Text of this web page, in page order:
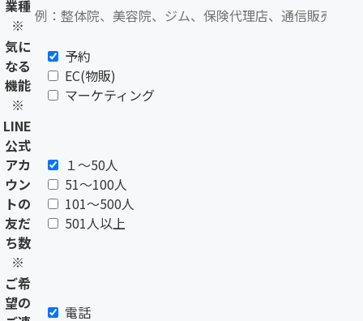
業種
※
気に
なる
機能
※
予約
EC(物販)
マーケティング
LINE
公式
アカ
ウン
トの
友だ
ち数
※
１〜50人
51〜100人
101〜500人
501人以上
ご希
望の
電話